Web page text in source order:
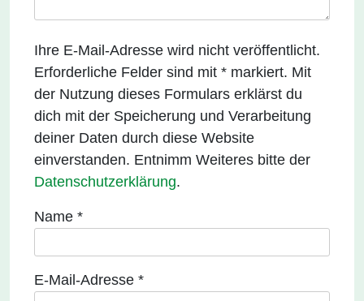
Ihre E-Mail-Adresse wird nicht veröffentlicht.
Erforderliche Felder sind mit * markiert. Mit
der Nutzung dieses Formulars erklärst du
dich mit der Speicherung und Verarbeitung
deiner Daten durch diese Website
einverstanden. Entnimm Weiteres bitte der
Datenschutzerklärung.
Name *
E-Mail-Adresse *